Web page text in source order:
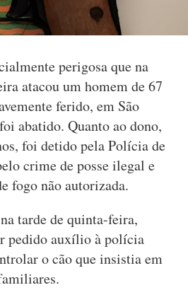
perigosa que na
atacou um homem de 67
ferido, em São
abatido. Quanto ao dono,
foi detido pela Polícia de
crime de posse ilegal e
fogo não autorizada.
tarde de quinta-feira,
pedido auxílio à polícia
o cão que insistia em